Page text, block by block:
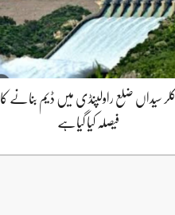
کلر سیداں ضلع راولپنڈی میں ڈیم بنانے کا
فیصلہ کیا گیاہے